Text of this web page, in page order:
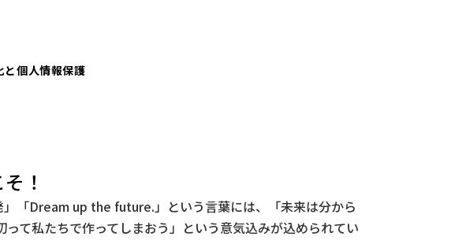
と個人情報保護
！
「Dream up the future.」という言葉には、「未来は分から
て私たちで作ってしまおう」という意気込みが込められてい